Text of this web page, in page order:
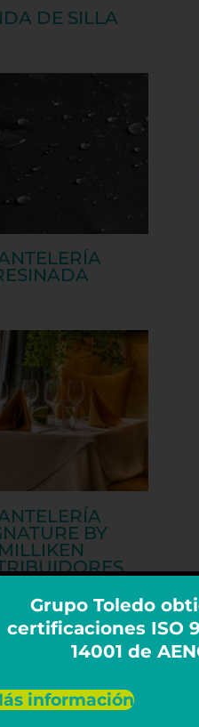
DE SILLA
BY
MILLIKEN
Grupo Toledo
certificaciones ISO
14001 de
información